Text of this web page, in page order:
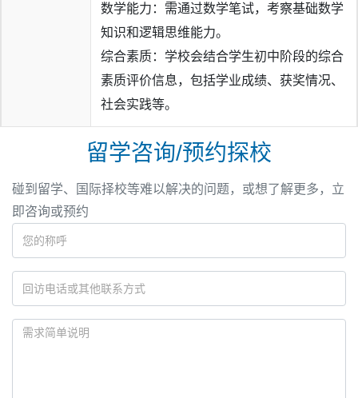
数学能力：需通过数学笔试，考察基础数学
知识和逻辑思维能力。
综合素质：学校会结合学生初中阶段的综合
素质评价信息，包括学业成绩、获奖情况、
社会实践等。
留学咨询/预约探校
碰到留学、国际择校等难以解决的问题，或想了解更多，立
即咨询或预约